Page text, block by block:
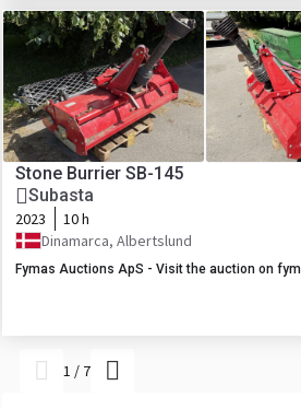
Stone Burrier SB-145
Subasta
2023
10 h
Dinamarca, Albertslund
Fymas Auctions ApS - Visit the auction on
1 / 7